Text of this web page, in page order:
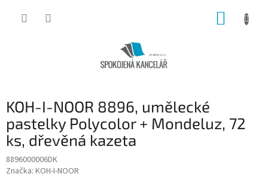
KOH-I-NOOR 8896, umělecké
pastelky Polycolor + Mondeluz, 72
ks, dřevěná kazeta
8896000006DK
Značka: KOH-I-NOOR